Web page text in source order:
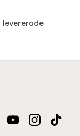
YouTubeInstagramTikTok